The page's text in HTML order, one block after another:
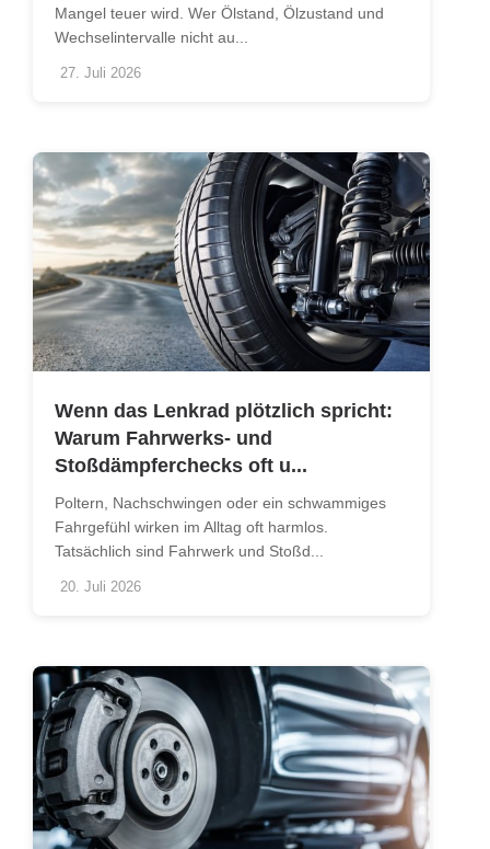
Mangel teuer wird. Wer Ölstand, Ölzustand und
Wechselintervalle nicht au...
27. Juli 2026
Wenn das Lenkrad plötzlich spricht:
Warum Fahrwerks- und
Stoßdämpferchecks oft u...
Poltern, Nachschwingen oder ein schwammiges
Fahrgefühl wirken im Alltag oft harmlos.
Tatsächlich sind Fahrwerk und Stoßd...
20. Juli 2026